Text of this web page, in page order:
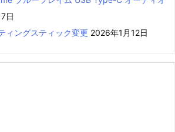
日
ィングスティック変更 2026年1月12日